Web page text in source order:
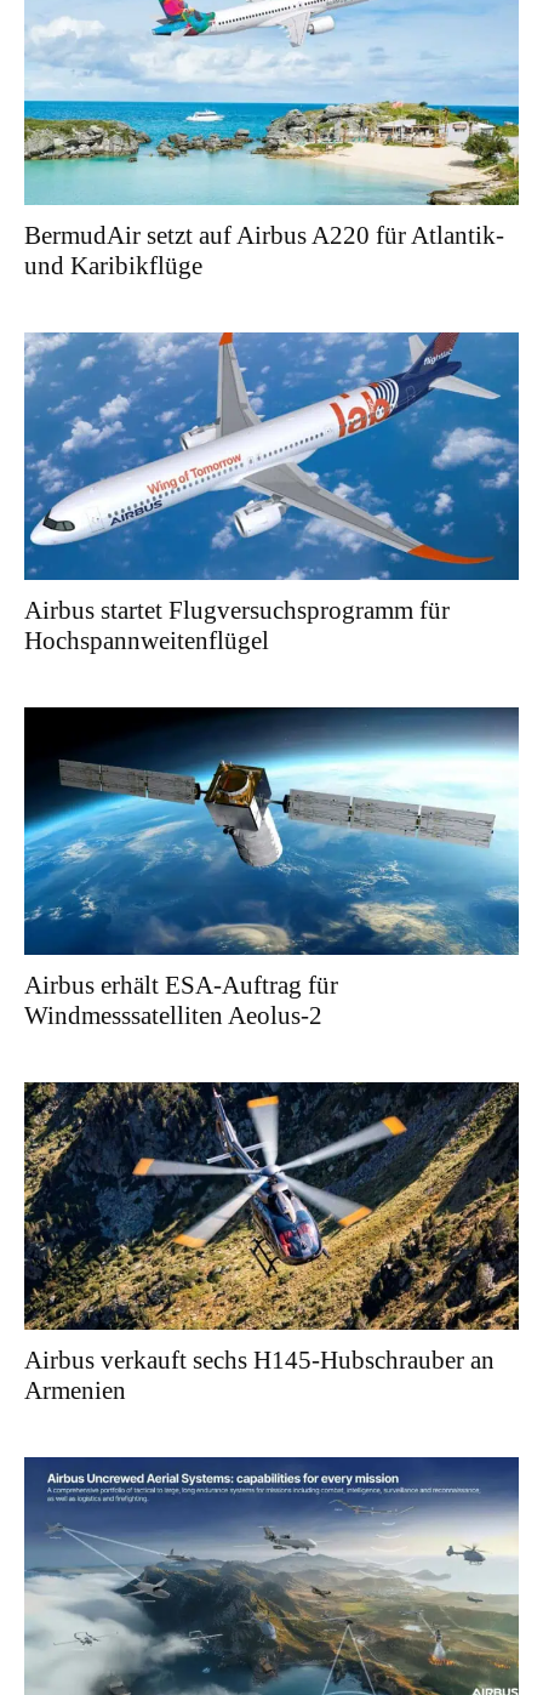
BermudAir setzt auf Airbus A220 für Atlantik-
und Karibikflüge
Airbus startet Flugversuchsprogramm für
Hochspannweitenflügel
Airbus erhält ESA-Auftrag für
Windmesssatelliten Aeolus-2
Airbus verkauft sechs H145-Hubschrauber an
Armenien